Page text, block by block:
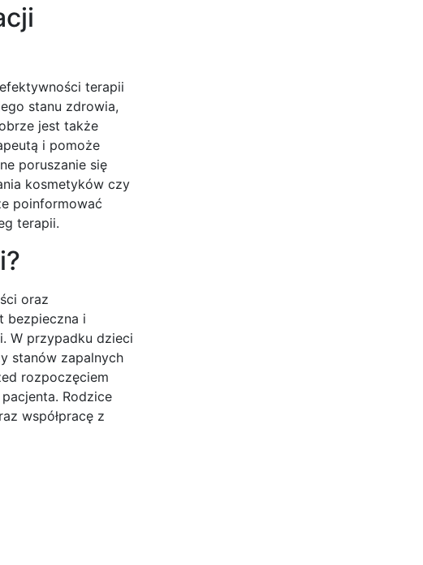
terapii
stanu zdrowia,
jest także
i pomoże
poruszanie się
kosmetyków czy
poinformować
terapii.
oraz
bezpieczna i
W przypadku dzieci
stanów zapalnych
rozpoczęciem
Rodzice
współpracę z